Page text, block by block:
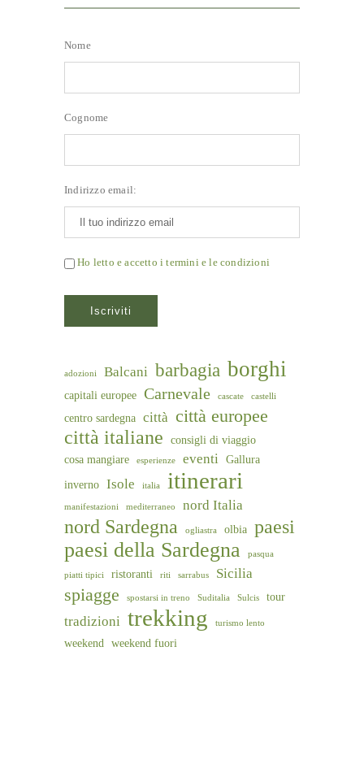
Nome
Cognome
Indirizzo email:
Ho letto e accetto i termini e le condizioni
adozioni Balcani barbagia borghi
capitali europee Carnevale cascate castelli
centro sardegna città città europee
città italiane
consigli di viaggio
cosa mangiare
esperienze eventi Gallura
inverno Isole italia itinerari
manifestazioni mediterraneo nord Italia
nord Sardegna ogliastra olbia paesi
paesi della Sardegna pasqua
piatti tipici ristoranti riti sarrabus Sicilia
spiagge spostarsi in treno Suditalia Sulcis tour
tradizioni trekking turismo lento
weekend weekend fuori